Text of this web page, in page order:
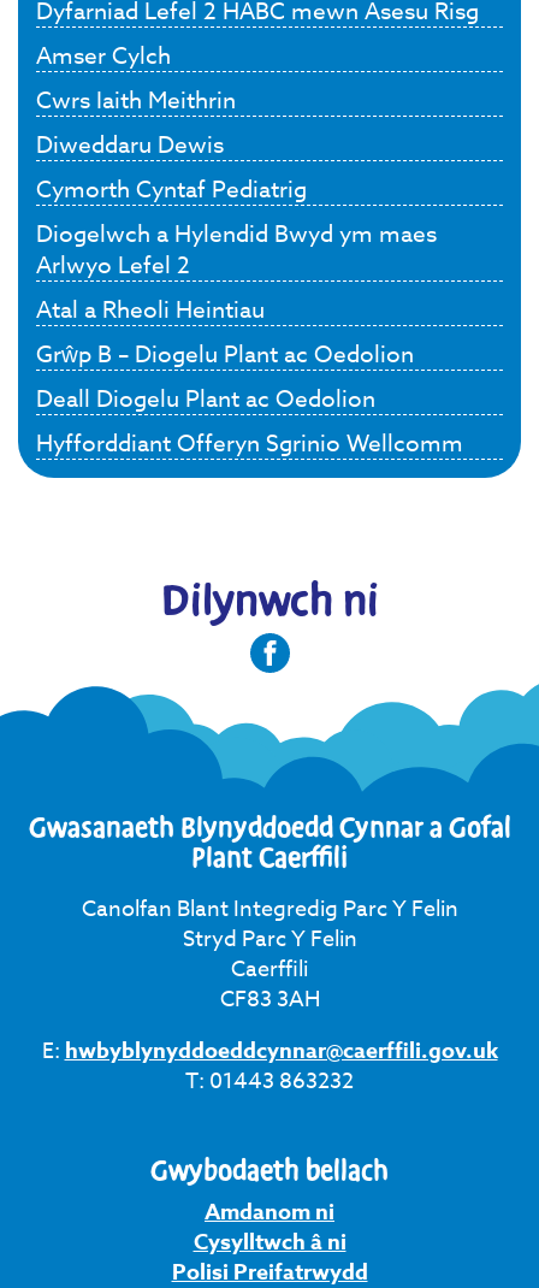
Dyfarniad Lefel 2 HABC mewn Asesu Risg
Amser Cylch
Cwrs Iaith Meithrin
Diweddaru Dewis
Cymorth Cyntaf Pediatrig
Diogelwch a Hylendid Bwyd ym maes
Arlwyo Lefel 2
Atal a Rheoli Heintiau
Grŵp B – Diogelu Plant ac Oedolion
Deall Diogelu Plant ac Oedolion
Hyfforddiant Offeryn Sgrinio Wellcomm
Dilynwch ni
Gwasanaeth Blynyddoedd Cynnar a Gofal
Plant Caerffili
Canolfan Blant Integredig Parc Y Felin
Stryd Parc Y Felin
Caerffili
CF83 3AH
E:hwbyblynyddoeddcynnar@caerffili.gov.uk
T: 01443 863232
Gwybodaeth bellach
Amdanom ni
Cysylltwch â ni
Polisi Preifatrwydd